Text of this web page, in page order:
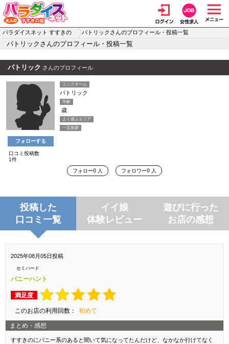
パラダイスネット すすきの パトリックさんのプロフィール・投稿一覧
パトリックさんのプロフィール・投稿一覧
パトリック さんのプロフィール
フォローする
口コミ投稿数
1件
ニックネーム
パトリック
年齢
歳
よく遊ぶエリア
一言挨拶
フォロー0 人 フォロワー0 人
投稿した
口コミ一覧
イイ娘
体験レビュー
遊びに行った
お店の感想
2025年08月05日投稿
セミハード
バニーハント
満足度
このお店の利用回数： 初めて
まとめ・感想
すすきのにバニー系のあると聞いて気になってたんだけど、なかなか行けてなく